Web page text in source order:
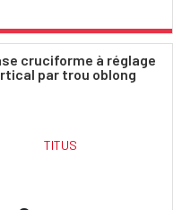
cruciforme à réglage
par trou oblong
TITUS